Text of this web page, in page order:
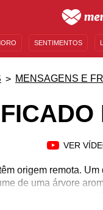
SENTIMENTOS
MENSAGENS E
VER
origem remota.
de uma árvore
antiga, chamado